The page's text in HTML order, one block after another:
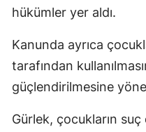
hükümler yer aldı.
Kanunda ayrıca
tarafından
güçlendirilmesine
Gürlek, çocukların